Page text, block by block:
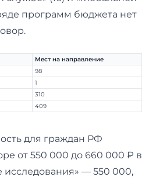
программ бюджета нет
Мест на направление
98
1
310
409
для граждан РФ
от 550 000 до 660 000 ₽ в
исследования» — 550 000,